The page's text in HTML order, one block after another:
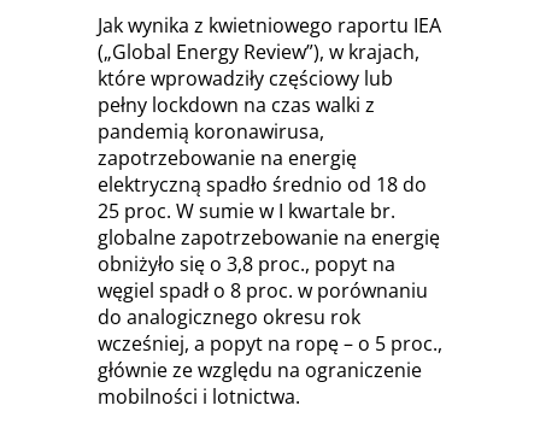
Jak wynika z kwietniowego raportu IEA
(„Global Energy Review”), w krajach,
które wprowadziły częściowy lub
pełny lockdown na czas walki z
pandemią koronawirusa,
zapotrzebowanie na energię
elektryczną spadło średnio od 18 do
25 proc. W sumie w I kwartale br.
globalne zapotrzebowanie na energię
obniżyło się o 3,8 proc., popyt na
węgiel spadł o 8 proc. w porównaniu
do analogicznego okresu rok
wcześniej, a popyt na ropę – o 5 proc.,
głównie ze względu na ograniczenie
mobilności i lotnictwa.